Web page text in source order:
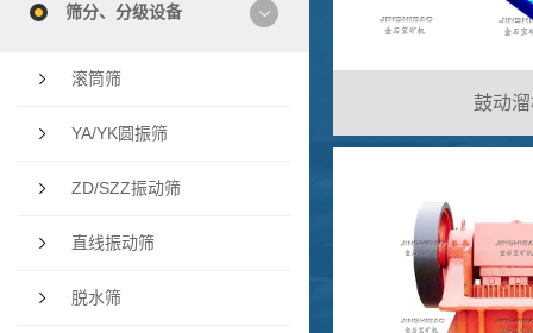
筛分、分级设备
滚筒筛
YA/YK圆振筛
ZD/SZZ振动筛
直线振动筛
脱水筛
鼓动